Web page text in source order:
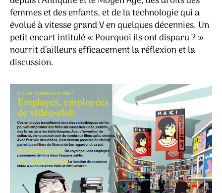
femmes et des enfants, et de la technologie qui a
évolué à vitesse grand V en quelques décennies. Un
petit encart intitulé « Pourquoi ils ont disparu ? »
nourrit d’ailleurs efficacement la réflexion et la
discussion.